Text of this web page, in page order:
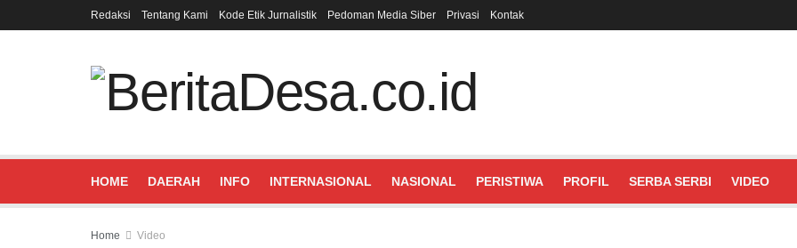
Redaksi Tentang Kami Kode Etik Jurnalistik Pedoman Media Siber Privasi Kontak
HOME DAERAH INFO INTERNASIONAL NASIONAL PERISTIWA PROFIL SERBA SERBI VIDEO
Home Video